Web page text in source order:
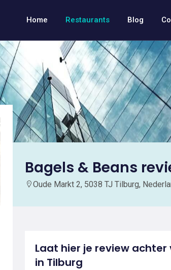
Home Restaurants Blog
Bagels & Beans
Oude Markt 2, 5038 TJ Tilburg,
Laat hier je review
in Tilburg